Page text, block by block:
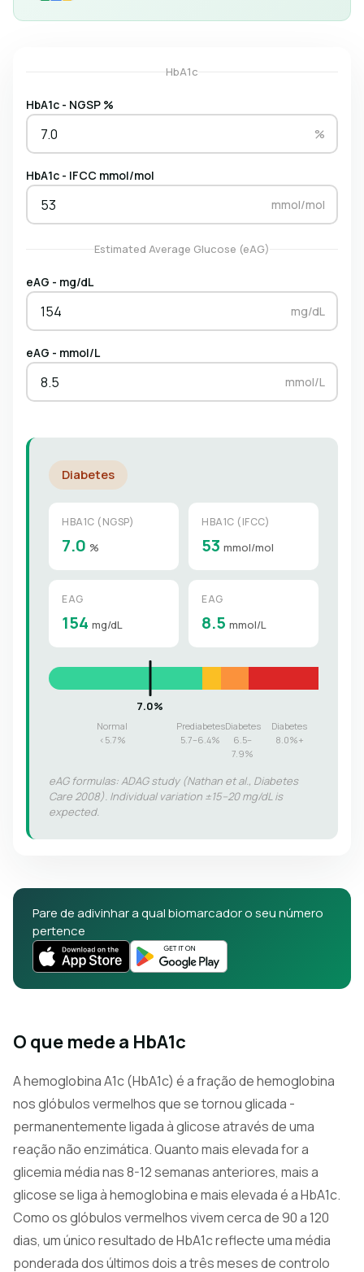
HbA1c
HbA1c - NGSP %
%
HbA1c - IFCC mmol/mol
mmol/mol
Estimated Average Glucose (eAG)
eAG - mg/dL
mg/dL
eAG - mmol/L
mmol/L
Diabetes
HBA1C (NGSP)
7.0 %
HBA1C (IFCC)
53 mmol/mol
EAG
154 mg/dL
EAG
8.5 mmol/L
Normal
<5.7%
Prediabetes
5.7–6.4%
Diabetes
6.5–
7.9%
Diabetes
8.0%+
eAG formulas: ADAG study (Nathan et al., Diabetes
Care 2008). Individual variation ±15–20 mg/dL is
expected.
Pare de adivinhar a qual biomarcador o seu número
pertence
O que mede a HbA1c
A hemoglobina A1c (HbA1c) é a fração de hemoglobina
nos glóbulos vermelhos que se tornou glicada -
permanentemente ligada à glicose através de uma
reação não enzimática. Quanto mais elevada for a
glicemia média nas 8-12 semanas anteriores, mais a
glicose se liga à hemoglobina e mais elevada é a HbA1c.
Como os glóbulos vermelhos vivem cerca de 90 a 120
dias, um único resultado de HbA1c reflecte uma média
ponderada dos últimos dois a três meses de controlo